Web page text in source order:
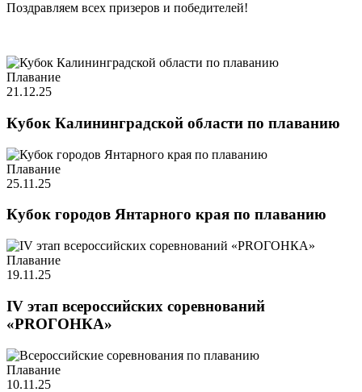
Поздравляем всех призеров и победителей!
Плавание
21.12.25
Кубок Калининградской области по плаванию
Плавание
25.11.25
Кубок городов Янтарного края по плаванию
Плавание
19.11.25
IV этап всероссийских соревнований
«PROГОНКА»
Плавание
10.11.25